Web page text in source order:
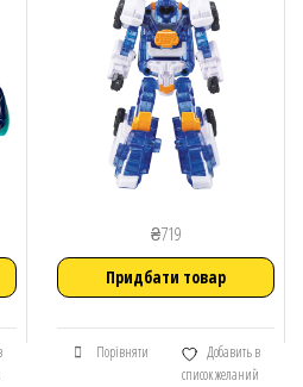
₴719
Придбати товар
Порівняти
Добавить в
список желаний